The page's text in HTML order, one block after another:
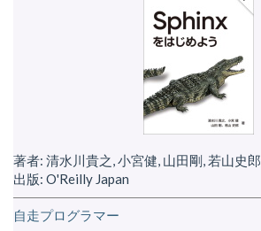
著者: 清水川貴之, 小宮健, 山田剛, 若山史郎
出版: O'Reilly Japan
自走プログラマー